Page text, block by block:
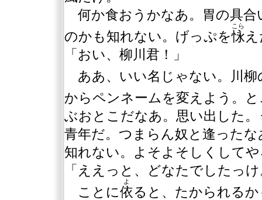
何か食おうかなあ。胃の具
のかも知れない。げっぷを怺
こら
「おい、柳川君！」
ああ、いい名じゃない。川柳
からペンネームを変えよう。
ぶおとこだなあ。思い出した
青年だ。つまらん奴と逢った
知れない。よそよそしくして
「ええっと、どなたでしたっ
ことに依
よ
ると、たかられる